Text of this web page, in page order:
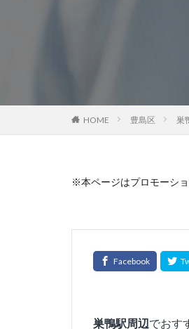
HOME 豊島区 巣
※本ページはプロモーショ
巣鴨駅周辺でおす